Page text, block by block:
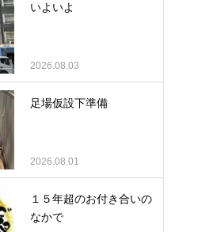
いよいよ
2026.08.03
足場仮設下準備
2026.08.01
１５年超のお付き合いの
なかで